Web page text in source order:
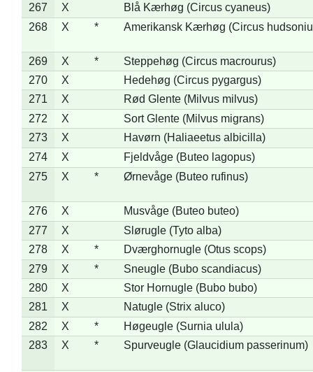
267
X
Blå Kærhøg (Circus cyaneus)
268
X * Amerikansk Kærhøg (Circus
269 X *
Steppehøg (Circus macrourus)
270
X
Hedehøg (Circus pygargus)
271
X
Rød Glente (Milvus milvus)
272
X
Sort Glente (Milvus migrans)
273
X
Havørn (Haliaeetus albicilla)
274
X
Fjeldvåge (Buteo lagopus)
275
X * Ørnevåge (Buteo rufinus)
276 X
Musvåge (Buteo buteo)
277
X
Slørugle (Tyto alba)
278
X *
Dværghornugle (Otus scops)
279
X *
Sneugle (Bubo scandiacus)
280
X
Stor Hornugle (Bubo bubo)
281
X
Natugle (Strix aluco)
282
X *
Høgeugle (Surnia ulula)
283
X * Spurveugle (Glaucidium passerinum)